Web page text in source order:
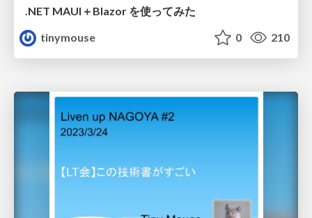
.NET MAUI＋Blazor を使ってみた
tinymouse
0 210